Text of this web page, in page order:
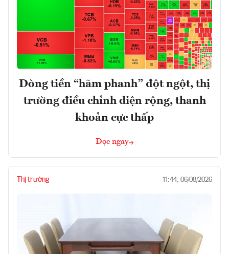
Dòng tiền “hãm phanh” đột ngột, thị
trường điều chỉnh diện rộng, thanh
khoản cực thấp
Đọc ngay
Thị trường 11:44, 06/08/2026